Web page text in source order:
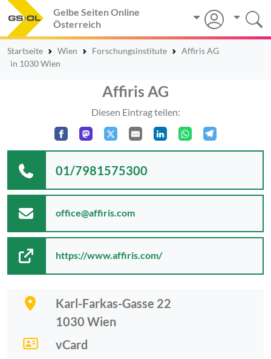
Gelbe Seiten Online
Österreich
Startseite Wien Forschungsinstitute
Affiris AG
in 1030 Wien
Affiris AG
Diesen Eintrag teilen:
Karl-Farkas-Gasse 22
1030 Wien
vCard
01/7981575300
office@affiris.com
https://www.affiris.com/